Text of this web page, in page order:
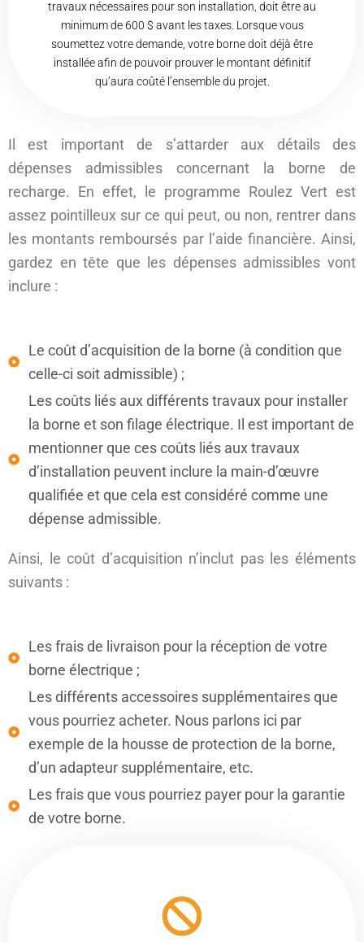
travaux nécessaires pour son installation, doit être au
minimum de 600 $ avant les taxes. Lorsque vous
soumettez votre demande, votre borne doit déjà être
installée afin de pouvoir prouver le montant définitif
qu’aura coûté l’ensemble du projet.
Il est important de s’attarder aux détails des
dépenses admissibles concernant la borne de
recharge. En effet, le programme Roulez Vert est
assez pointilleux sur ce qui peut, ou non, rentrer dans
les montants remboursés par l’aide financière. Ainsi,
gardez en tête que les dépenses admissibles vont
inclure :
Le coût d’acquisition de la borne (à condition que
celle-ci soit admissible) ;
Les coûts liés aux différents travaux pour installer
la borne et son filage électrique. Il est important de
mentionner que ces coûts liés aux travaux
d’installation peuvent inclure la main-d’œuvre
qualifiée et que cela est considéré comme une
dépense admissible.
Ainsi, le coût d’acquisition n’inclut pas les éléments
suivants :
Les frais de livraison pour la réception de votre
borne électrique ;
Les différents accessoires supplémentaires que
vous pourriez acheter. Nous parlons ici par
exemple de la housse de protection de la borne,
d’un adapteur supplémentaire, etc.
Les frais que vous pourriez payer pour la garantie
de votre borne.